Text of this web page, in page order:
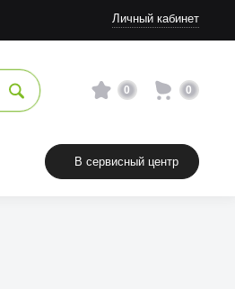
Личный кабинет
0 0
В сервисный центр